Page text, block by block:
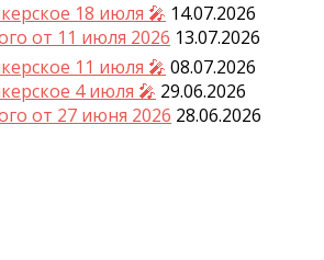
18 июля 🎤 14.07.2026
от 11 июля 2026 13.07.2026
11 июля 🎤 08.07.2026
4 июля 🎤 29.06.2026
от 27 июня 2026 28.06.2026